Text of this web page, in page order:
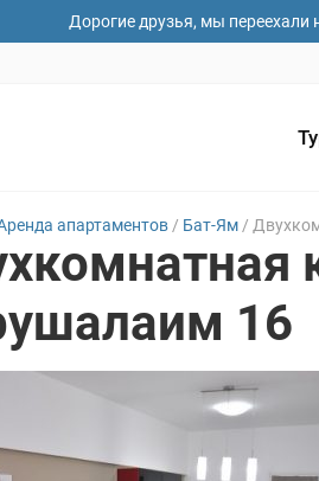
Дорогие друзья, мы
апартаментов / Бат-Ям /
16
Ваши имя
Дата заезда